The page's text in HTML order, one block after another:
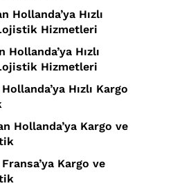
Hollanda’ya Hızlı
Hizmetleri
Hollanda’ya Hızlı
Hizmetleri
Hollanda’ya Hızlı Kargo
Hollanda’ya Kargo ve
Fransa’ya Kargo ve